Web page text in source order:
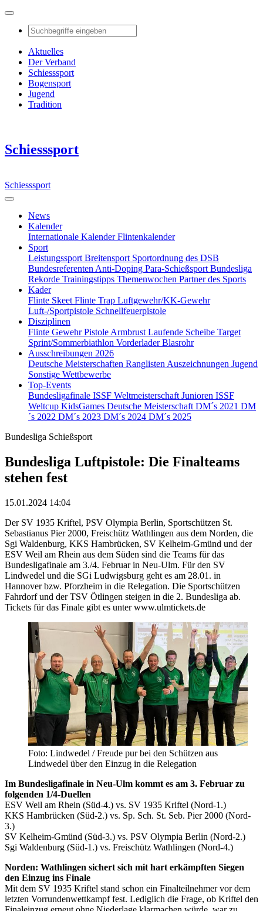
Aktuelles
Der Verband
Schiesssport
Bogensport
Jugend
Tradition
Schiesssport
Schiesssport
News
Kalender
Internationale KalenderFlintenkalender
Sport
Leistungssport Breitensport Sportordnung des DSB
Bundesreferenten Anti-Doping Para-Schießsport Bundesliga
Rekorde Trainingstipps Themenwochen Partner des Sports
Kader
Flinte Skeet Flinte Trap Luftgewehr/KK-Gewehr
Luft-/Sportpistole Schnellfeuerpistole
Disziplinen
Flinte GewehrPistole Armbrust Laufende Scheibe Target
Sprint/Sommerbiathlon VorderladerBlasrohr
Ausschreibungen 2026
Deutsche Meisterschaften Ranglisten Auszeichnungen Jugend
Sonstige Wettbewerbe
Top-Events
Bundesligafinale ISSF Weltmeisterschaft Junioren ISSF
Weltcup KidsGames Deutsche Meisterschaft DM´s 2021 DM
´s 2022 DM´s 2023 DM´s 2024 DM´s 2025
Bundesliga Schießsport
Bundesliga Luftpistole: Die Finalteams
stehen fest
15.01.2024 14:04
Der SV 1935 Kriftel, PSV Olympia Berlin, Sportschützen St.
Sebastianus Pier 2000, Freischütz Wathlingen aus dem Norden, die
Sgi Waldenburg, KKS Hambrücken, SV Kelheim-Gmünd und der
ESV Weil am Rhein aus dem Süden sind die Teams für das
Bundesligafinale am 3./4. Februar in Neu-Ulm. Für den SV
Lindwedel und die SGi Ludwigsburg geht es am 28.01. in
Hannover bzw. Pforzheim in die Relegation. Die Sportschützen
Fahrdorf und der TSV Ötlingen steigen in die 2. Bundesliga ab.
Tickets für das Finale gibt es unter www.ulmtickets.de
Foto: Lindwedel / Freude pur bei den Schützen aus
Lindwedel über den Einzug in die Relegation
Im Bundesligafinale in Neu-Ulm kommt es am 3. Februar zu
folgenden 1/4-Duellen
ESV Weil am Rhein (Süd-4.) vs. SV 1935 Kriftel (Nord-1.)
KKS Hambrücken (Süd-2.) vs. Sp. Sch. St. Seb. Pier 2000 (Nord-
3.)
SV Kelheim-Gmünd (Süd-3.) vs. PSV Olympia Berlin (Nord-2.)
Sgi Waldenburg (Süd-1.) vs. Freischütz Wathlingen (Nord-4.)
Norden: Wathlingen sichert sich mit hart erkämpften Siegen
den Einzug ins Finale
Mit dem SV 1935 Kriftel stand schon ein Finalteilnehmer vor dem
letzten Vorrundenwettkampf fest. Lediglich die Frage, ob Kriftel den